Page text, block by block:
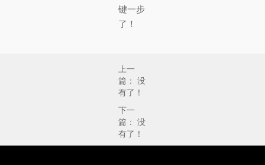
键一步
了！
上一
篇： 没
有了！
下一
篇： 没
有了！